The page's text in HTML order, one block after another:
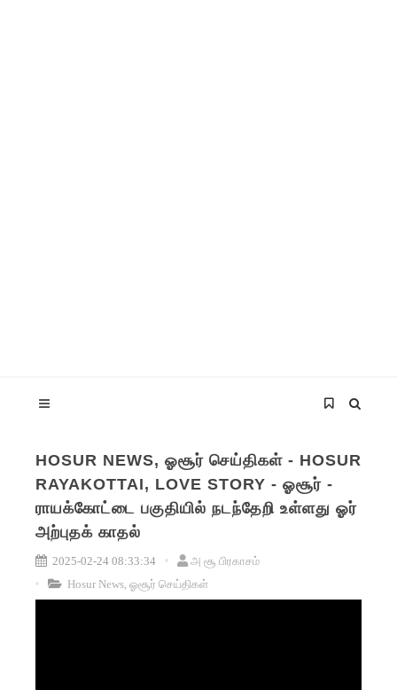
HOSUR NEWS, ஓசூர் செய்திகள் - HOSUR
RAYAKOTTAI, LOVE STORY - ஓசூர் -
ராயக்கோட்டை பகுதியில் நடந்தேறி உள்ளது ஓர்
அற்புதக் காதல்
2025-02-24 08:33:34
அ சூ பிரகாசம்
Hosur News, ஓசூர் செய்திகள்